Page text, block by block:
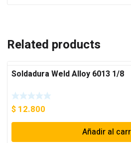
Related products
Soldadura Weld Alloy 6013 1/8
$ 12.800
Añadir al